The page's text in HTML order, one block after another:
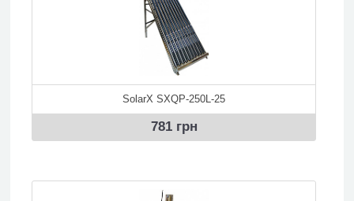
SolarX SXQP-250L-25
781 грн